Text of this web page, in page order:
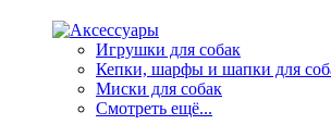
Игрушки для собак
Кепки, шарфы и шапки для
Миски для собак
Смотреть ещё...